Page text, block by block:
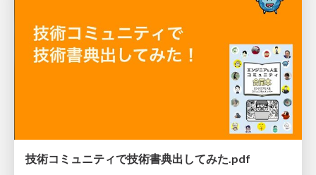
技術コミュニティで技術書典出してみた.pdf